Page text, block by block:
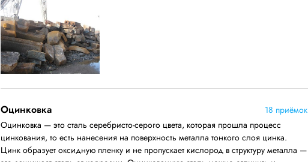
Оцинковка
18 приёмок
Оцинковка — это сталь серебристо-серого цвета, которая прошла процесс
цинкования, то есть нанесения на поверхность металла тонкого слоя цинка.
Цинк образует оксидную пленку и не пропускает кислород в структуру металла —